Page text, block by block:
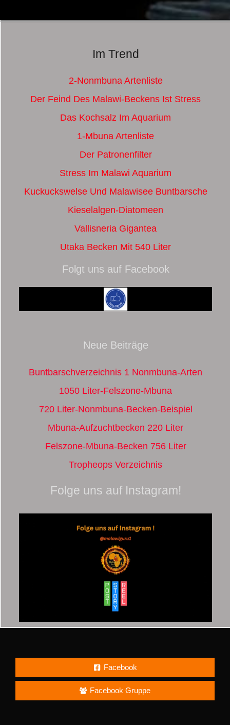
Im Trend
2-Nonmbuna Artenliste
Der Feind Des Malawi-Beckens Ist Stress
Das Kochsalz Im Aquarium
1-Mbuna Artenliste
Der Patronenfilter
Stress Im Malawi Aquarium
Kuckuckswelse Und Malawisee Buntbarsche
Kieselalgen-Diatomeen
Vallisneria Gigantea
Utaka Becken Mit 540 Liter
Folgt uns auf Facebook
Neue Beiträge
Buntbarschverzeichnis 1 Nonmbuna-Arten
1050 Liter-Felszone-Mbuna
720 Liter-Nonmbuna-Becken-Beispiel
Mbuna-Aufzuchtbecken 220 Liter
Felszone-Mbuna-Becken 756 Liter
Tropheops Verzeichnis
Folge uns auf Instagram!
Facebook
Facebook Gruppe